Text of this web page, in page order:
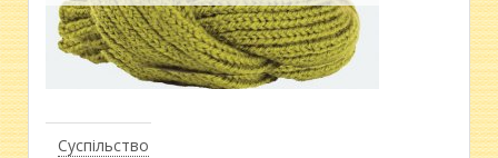
Суспільство